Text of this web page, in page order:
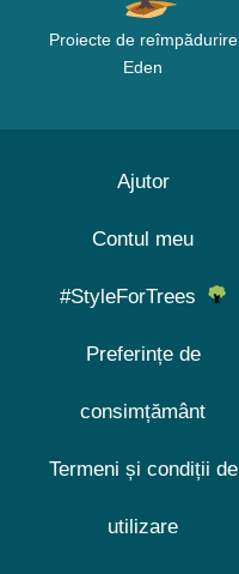
Proiecte de reîmpădurire
Eden
Ajutor
Contul meu
#StyleForTrees
Preferințe de
consimțământ
Termeni și condiții de
utilizare